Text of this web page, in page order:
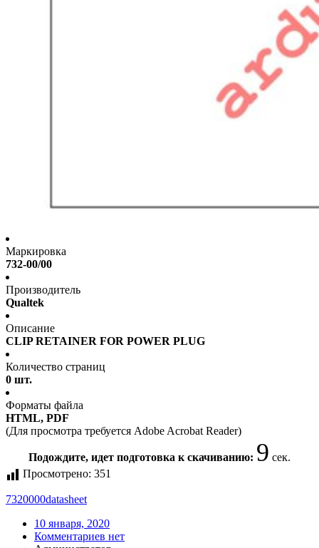
Маркировка
732-00/00
Производитель
Qualtek
Описание
CLIP RETAINER FOR POWER PLUG
Количество страниц
0 шт.
Форматы файла
HTML, PDF
(Для просмотра требуется Adobe Acrobat Reader)
Подождите, идет подготовка к скачиванию: 9 сек.
Просмотрено: 351
7320000datasheet
10 января, 2020
Комментариев нет